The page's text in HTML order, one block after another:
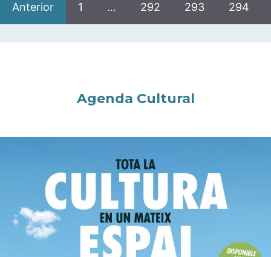
Anterior 1 … 292 293 294
Agenda Cultural